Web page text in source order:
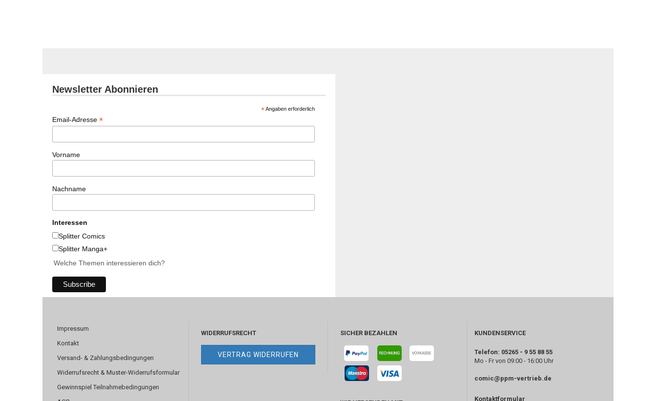
Newsletter Abonnieren
*Angaben erforderlich
Email-Adresse *
Vorname
Nachname
Interessen
Splitter Comics
Splitter Manga+
Welche Themen interessieren dich?
Impressum
Kontakt
Versand- & Zahlungsbedingungen
Widerrufsrecht & Muster-Widerrufsformular
Gewinnspiel Teilnahmebedingungen
WIDERRUFSRECHT
VERTRAG WIDERRUFEN
SICHER BEZAHLEN KUNDENSERVICE
Telefon: 05265 - 9 55 88 55
Mo - Fr von 09:00 - 16:00 Uhr
comic@ppm-vertrieb.de
Kontaktformular